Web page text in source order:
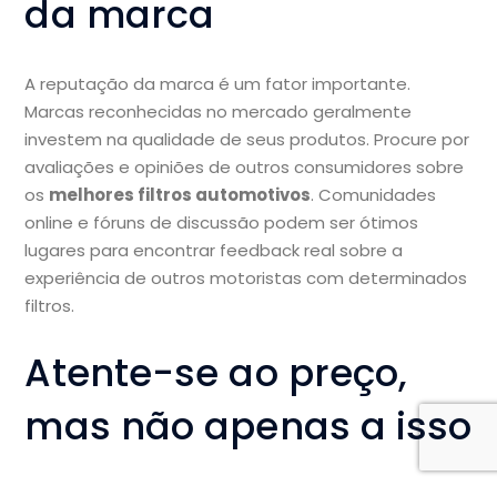
da marca
A reputação da marca é um fator importante.
Marcas reconhecidas no mercado geralmente
investem na qualidade de seus produtos. Procure por
avaliações e opiniões de outros consumidores sobre
os melhores filtros automotivos. Comunidades
online e fóruns de discussão podem ser ótimos
lugares para encontrar feedback real sobre a
experiência de outros motoristas com determinados
filtros.
Atente-se ao preço,
mas não apenas a isso